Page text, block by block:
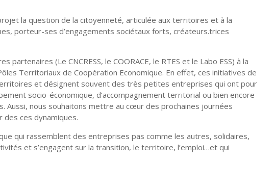
la question de la citoyenneté, articulée aux territoires et à la
porteur-ses d’engagements sociétaux forts, créateurs.trices
(Le CNCRESS, le COORACE, le RTES et le Labo ESS) à la
Territoriaux de Coopération Economique. En effet, ces initiatives de
et désignent souvent des très petites entreprises qui ont pour
socio-économique, d’accompagnement territorial ou bien encore
nous souhaitons mettre au cœur des prochaines journées
des ces dynamiques.
qui rassemblent des entreprises pas comme les autres, solidaires,
et s’engagent sur la transition, le territoire, l’emploi…et qui